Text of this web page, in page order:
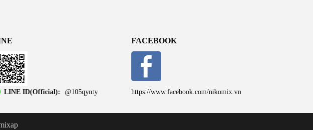
LINE ID(Official): @105qynty
FACEBOOK
https://www.facebook.com/nikomix.vn